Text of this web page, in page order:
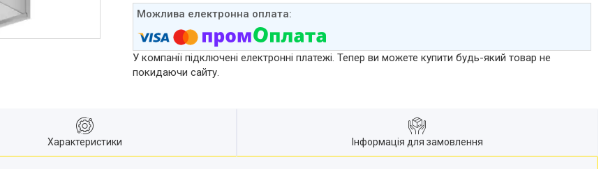
У компанії підключені електронні платежі. Тепер ви можете купити будь-який товар не
покидаючи сайту.
Характеристики Інформація для замовлення